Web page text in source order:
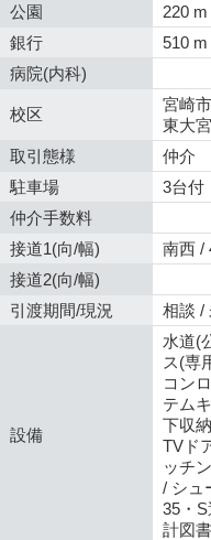
公園
220
銀行
510
病院(内科)
校区
宮崎
東大
取引態様
仲介
駐車場
3台付
仲介手数料
接道1(向/幅)
南西 /
接道2(向/幅)
引渡期間/現況
相談 /
設備
水道(
ス(専
コン
テム
下収
TVド
ッチ
/ シュ
35・
計図